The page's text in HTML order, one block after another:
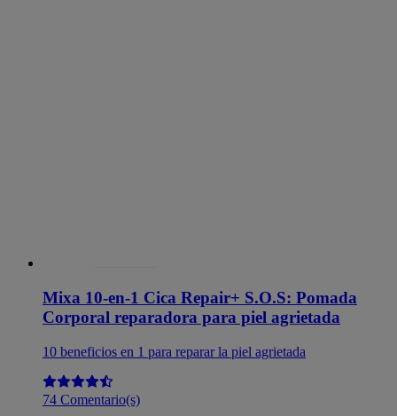
Mixa 10-en-1 Cica Repair+ S.O.S: Pomada
Corporal reparadora para piel agrietada
10 beneficios en 1 para reparar la piel agrietada
74 Comentario(s)